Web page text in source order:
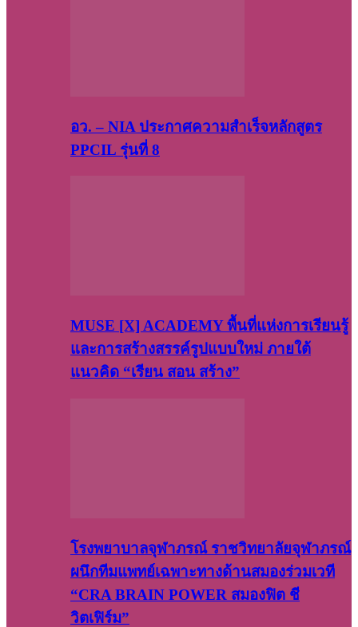
อว. – NIA ประกาศความสำเร็จหลักสูตร
PPCIL รุ่นที่ 8
MUSE [X] ACADEMY พื้นที่แห่งการเรียนรู้
และการสร้างสรรค์รูปแบบใหม่ ภายใต้
แนวคิด “เรียน สอน สร้าง”
โรงพยาบาลจุฬาภรณ์ ราชวิทยาลัยจุฬาภรณ์
ผนึกทีมแพทย์เฉพาะทางด้านสมองร่วมเวที
“CRA BRAIN POWER สมองฟิต ชี
วิตเฟิร์ม”